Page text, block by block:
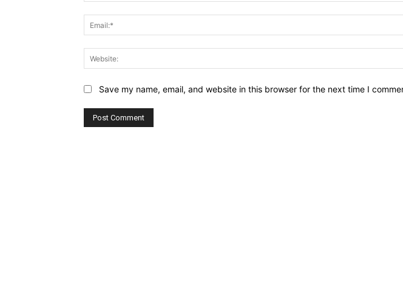
Save my name, email, and website in this browser for the next time I